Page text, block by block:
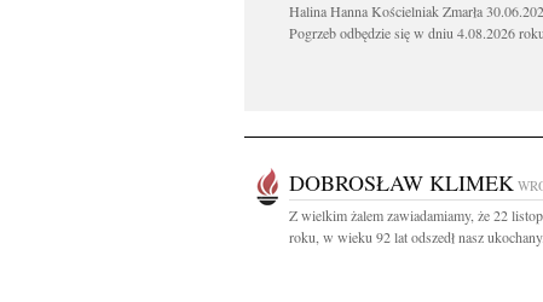
Halina Hanna Kościelniak Zmarła
Pogrzeb odbędzie się w dniu 4.08.2026
DOBROSŁAW KLIMEK
Z wielkim żalem zawiadamiamy, że 22
roku, w wieku 92 lat odszedł nasz